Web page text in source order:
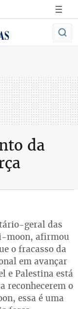
da
geral das
moon, afirmou
o fracasso da
em avançar
e Palestina está
reconhecerem o
essa é uma